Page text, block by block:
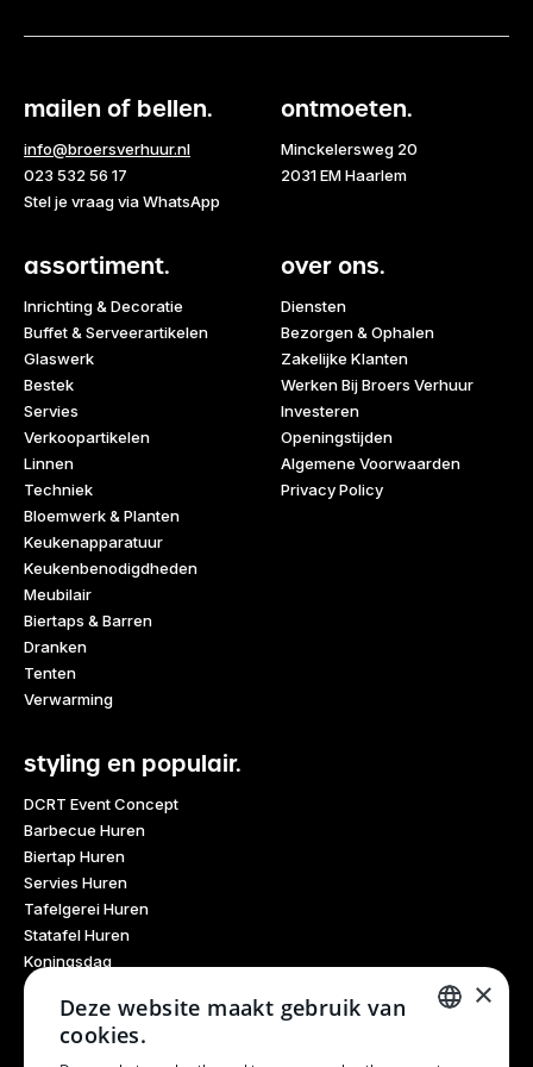
mailen of bellen.
info@broersverhuur.nl
023 532 56 17
Stel je vraag via WhatsApp
ontmoeten.
Minckelersweg 20
2031 EM Haarlem
assortiment.
Inrichting & Decoratie
Buffet & Serveerartikelen
Glaswerk
Bestek
Servies
Verkoopartikelen
Linnen
Techniek
Bloemwerk & Planten
Keukenapparatuur
Keukenbenodigdheden
Meubilair
Biertaps & Barren
Dranken
Tenten
Verwarming
over ons.
Diensten
Bezorgen & Ophalen
Zakelijke Klanten
Werken Bij Broers Verhuur
Investeren
Openingstijden
Algemene Voorwaarden
Privacy Policy
styling en populair.
DCRT Event Concept
Barbecue Huren
Biertap Huren
Servies Huren
Tafelgerei Huren
Statafel Huren
Koningsdag
Glaswerk Huren
Feestdagen
Haarlem Culinair
×
Deze website maakt gebruik van
cookies.